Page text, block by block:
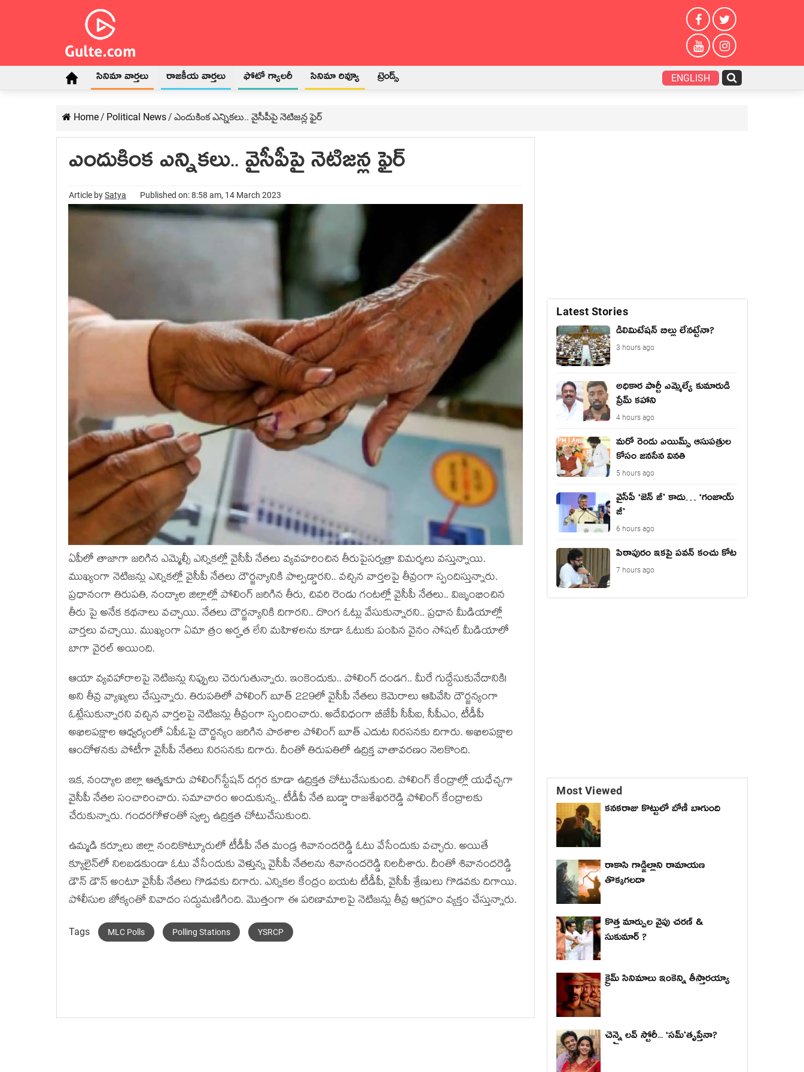
సినిమా వార్తలు రాజకీయ వార్తలు ఫోటో గ్యాలరీ సినిమా రివ్యూ ట్రెండ్స్ ENGLISH
Home/ Political News/ ఎందుకింక ఎన్నిక‌లు.. వైసీపీపై నెటిజ‌న్ల ఫైర్‌
ఎందుకింక ఎన్నిక‌లు.. వైసీపీపై నెటిజ‌న్ల ఫైర్‌
Article bySatya Published on: 8:58 am, 14 March 2023
ఏపీలో తాజాగా జ‌రిగిన ఎమ్మెల్సీ ఎన్నిక‌ల్లో వైసీపీ నేత‌లు వ్య‌వ‌హ‌రించిన తీరుపైస‌ర్వ‌త్రా విమ‌ర్శ‌లు వ‌స్తున్నాయి.
ముఖ్యంగా నెటిజ‌న్లు ఎన్నిక‌ల్లో వైసీపీ నేత‌లు దౌర్జ‌న్యానికి పాల్ప‌డ్డార‌ని.. వ‌చ్చిన వార్త‌ల‌పై తీవ్రంగా స్పందిస్తున్నారు.
ప్ర‌ధానంగా తిరుప‌తి, నంద్యాల జిల్లాల్లో పోలింగ్ జ‌రిగిన తీరు, చివ‌రి రెండు గంట‌ల్లో వైసీపీ నేత‌లు.. విజృంభించిన
తీరు పై అనేక క‌థ‌నాలు వ‌చ్చాయి. నేత‌లు దౌర్జ‌న్యానికి దిగార‌ని.. దొంగ ఓట్లు వేసుకున్నార‌ని.. ప్ర‌ధాన మీడియాల్లో
వార్త‌లు వ‌చ్చాయి. ముఖ్యంగా ఏమా త్రం అర్హ‌త లేని మ‌హిళ‌ల‌ను కూడా ఓటుకు పంపిన వైనం సోష‌ల్ మీడియాలో
బాగా వైర‌ల్ అయింది.
ఆయా వ్య‌వ‌హారాల‌పై నెటిజ‌న్లు నిప్పులు చెరుగుతున్నారు. ఇంకెందుకు.. పోలింగ్ దండ‌గ‌.. మీరే గుద్దేసుకునేదానికి!
అని తీవ్ర వ్యాఖ్య‌లు చేస్తున్నారు. తిరుప‌తిలో పోలింగ్ బూత్⁬ 229లో వైసీపీ నేతలు కెమెరాలు ఆపివేసి దౌర్జన్యంగా
ఓట్లేసుకున్నారని వ‌చ్చిన వార్త‌ల‌పై నెటిజ‌న్లు తీవ్రంగా స్పందించారు. అదేవిధంగా బీజేపీ సీపీఐ, సీపీఎం, టీడీపీ
అఖిలపక్షాల ఆధ్వర్యంలో ఏపీఓపై దౌర్జన్యం జరిగిన పాఠశాల పోలింగ్ బూత్ ఎదుట నిరసనకు దిగారు. అఖిలపక్షాల
ఆందోళనకు పోటీగా వైసీపీ నేతలు నిరసనకు దిగారు. దీంతో తిరుప‌తిలో ఉద్రిక్త వాతావరణం నెలకొంది.
ఇక‌, నంద్యాల జిల్లా ఆత్మకూరు పోలింగ్⁬స్టేషన్ దగ్గర కూడా ఉద్రిక్తత చోటుచేసుకుంది. పోలింగ్ కేంద్రాల్లో యధేచ్చగా
వైసీపీ నేతల సంచారించారు. సమాచారం అందుకున్న.. టీడీపీ నేత బుడ్డా రాజశేఖరరెడ్డి పోలింగ్ కేంద్రాలకు
చేరుకున్నారు. గందరగోళంతో స్వల్ప ఉద్రిక్తత చోటుచేసుకుంది.
ఉమ్మ‌డి క‌ర్నూలు జిల్లా నందికొట్కూరులో టీడీపీ నేత మండ్ర శివానందరెడ్డి ఓటు వేసేందుకు వచ్చారు. అయితే
క్యూ⁬లైన్⁬లో నిలబడకుండా ఓటు వేసేందుకు వెళ్తున్న వైసీపీ నేతలను శివానందరెడ్డి నిలదీశారు. దీంతో శివానందరెడ్డి
డౌన్ డౌన్ అంటూ వైసీపీ నేతలు గొడవకు దిగారు. ఎన్నికల కేంద్రం బయట టీడీపీ, వైసీపీ శ్రేణులు గొడవకు దిగాయి.
పోలీసుల జోక్యంతో వివాదం సద్దుమణిగింది. మొత్తంగా ఈ ప‌రిణామాల‌పై నెటిజ‌న్లు తీవ్ర ఆగ్ర‌హం వ్య‌క్తం చేస్తున్నారు.
Tags MLC Polls Polling Stations YSRCP
Latest Stories
డీలిమిటేషన్ బిల్లు లేన‌ట్టేనా?
3 hours ago
అధికార పార్టీ ఎమ్మెల్యే కుమారుడి
ప్రేమ్ కహాని
4 hours ago
మరో రెండు ఎయిమ్స్ ఆసుపత్రుల
కోసం జనసేన వినతి
5 hours ago
వైసీపీ ‘జెన్ జీ’ కాదు… ‘గంజాయ్
జీ’
6 hours ago
పిఠాపురం ఇకపై పవన్ కంచు కోట
7 hours ago
Most Viewed
కనకరాజు కొట్టులో బోణీ బాగుంది
రాకాసి గాడ్జిల్లాని రామాయణ
తొక్కగలదా
కొత్త మార్పుల వైపు చరణ్ &
సుకుమార్ ?
క్రైమ్ సినిమాలు ఇంకెన్ని తీస్తారయ్యా
చెన్నై లవ్ స్టోరీ... ‘సమ్’తృప్తేనా?